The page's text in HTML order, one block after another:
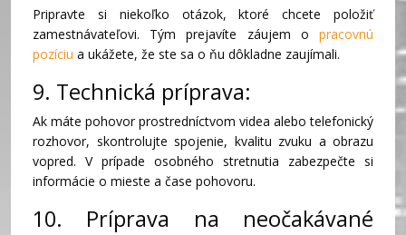
Pripravte si niekoľko otázok, ktoré chcete položiť
zamestnávateľovi. Tým prejavíte záujem o pracovnú
pozíciu a ukážete, že ste sa o ňu dôkladne zaujímali.
9. Technická príprava:
Ak máte pohovor prostredníctvom videa alebo telefonický
rozhovor, skontrolujte spojenie, kvalitu zvuku a obrazu
vopred. V prípade osobného stretnutia zabezpečte si
informácie o mieste a čase pohovoru.
10. Príprava na neočakávané